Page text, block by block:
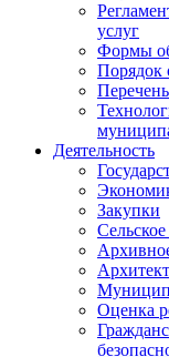
услуг
Формы
Порядок
Деятельность
Закупки
Сельское
Оценка